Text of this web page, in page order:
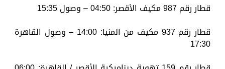
قطار رقم 987 مكيف الأقصر: 04:50 – وصول 15:35
قطار رقم 937 مكيف من المنيا: 14:00 – وصول القاهرة
17:30